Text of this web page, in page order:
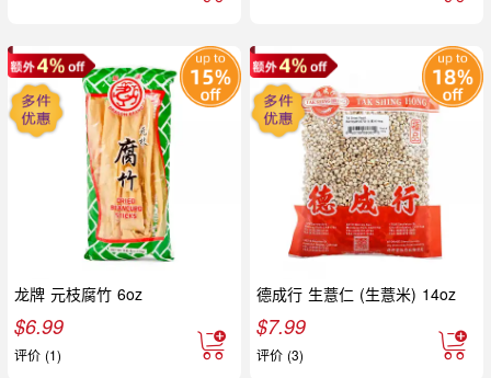
龙牌 元枝腐竹 6oz
$6.99
评价 (1)
德成行 生薏仁 (生薏米) 14oz
$7.99
评价 (3)